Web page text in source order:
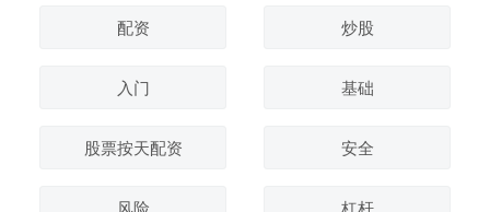
配资 炒股
入门 基础
股票按天配资 安全
风险 杠杆